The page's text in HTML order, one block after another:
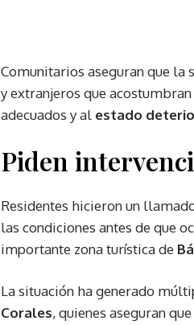
Comunitarios aseguran que la
y extranjeros que
adecuados y al estado
Piden
Residentes hicieron un
las condiciones antes de que
importante zona turística de
La situación ha generado
Corales, quienes aseguran